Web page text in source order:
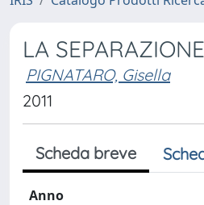
LA
PIGNATARO, Gisella
2011
Scheda breve
Anno